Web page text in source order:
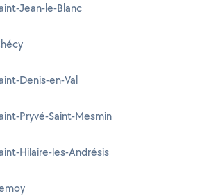
Jean-le-Blanc
Denis-en-Val
Pryvé-Saint-Mesmin
Hilaire-les-Andrésis